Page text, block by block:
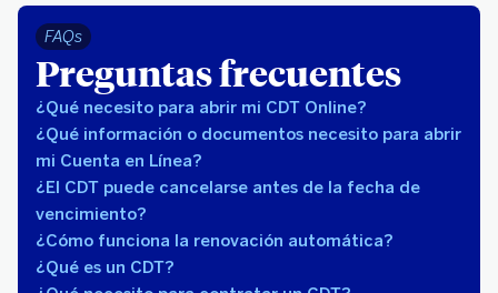
FAQs
Preguntas frecuentes
¿Qué necesito para abrir mi CDT Online?
¿Qué información o documentos necesito para abrir
mi Cuenta en Línea?
¿El CDT puede cancelarse antes de la fecha de
vencimiento?
¿Cómo funciona la renovación automática?
¿Qué es un CDT?